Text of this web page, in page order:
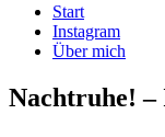
Start
Instagram
Über mich
Nachtruhe! –